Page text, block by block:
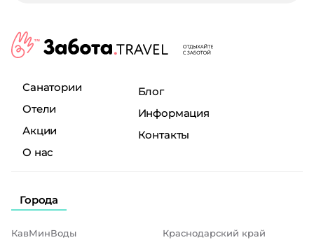
Санатории
Отели
Акции
О нас
Блог
Информация
Контакты
Города
КавМинВоды
Краснодарский край